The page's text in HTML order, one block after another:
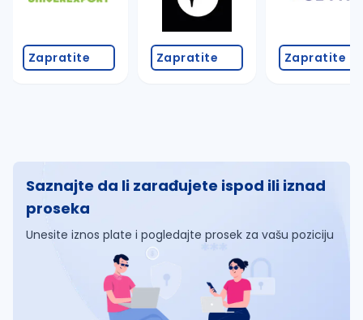
Zapratite Zapratite Zapratite
Saznajte da li zarađujete ispod ili iznad
proseka
Unesite iznos plate i pogledajte prosek za vašu poziciju